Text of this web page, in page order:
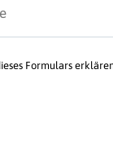
Formulars